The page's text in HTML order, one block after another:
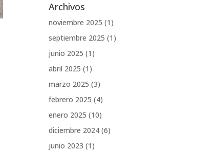
Archivos
noviembre 2025 (1)
septiembre 2025 (1)
junio 2025 (1)
abril 2025 (1)
marzo 2025 (3)
febrero 2025 (4)
enero 2025 (10)
diciembre 2024 (6)
junio 2023 (1)